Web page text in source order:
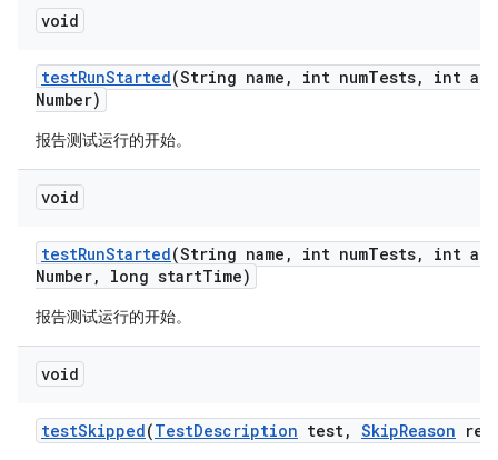
void
testRunStarted(String name , int numTests,
int
Number)
报告测试运行的开始。
void
testRunStarted(String name , int numTests,
int
Number, long startTime)
报告测试运行的开始。
void
testSkipped(TestDescription test, SkipReason